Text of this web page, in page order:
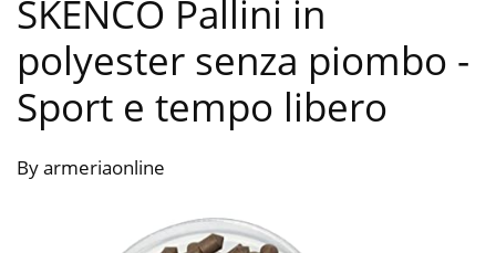
SKENCO Pallini in
polyester senza piombo -
Sport e tempo libero
By armeriaonline